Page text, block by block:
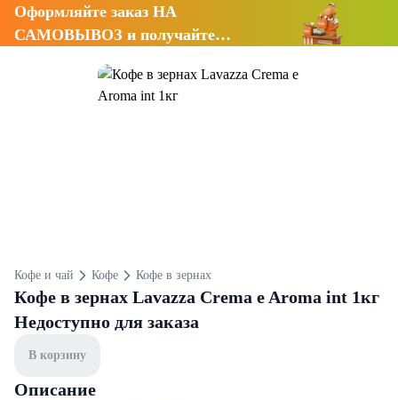
Оформляйте заказ НА
САМОВЫВОЗ и получайте
Кофе и чай Кофе Кофе в зернах
Кофе в зернах Lavazza Crema e Aroma int 1кг
Недоступно для заказа
В корзину
Описание